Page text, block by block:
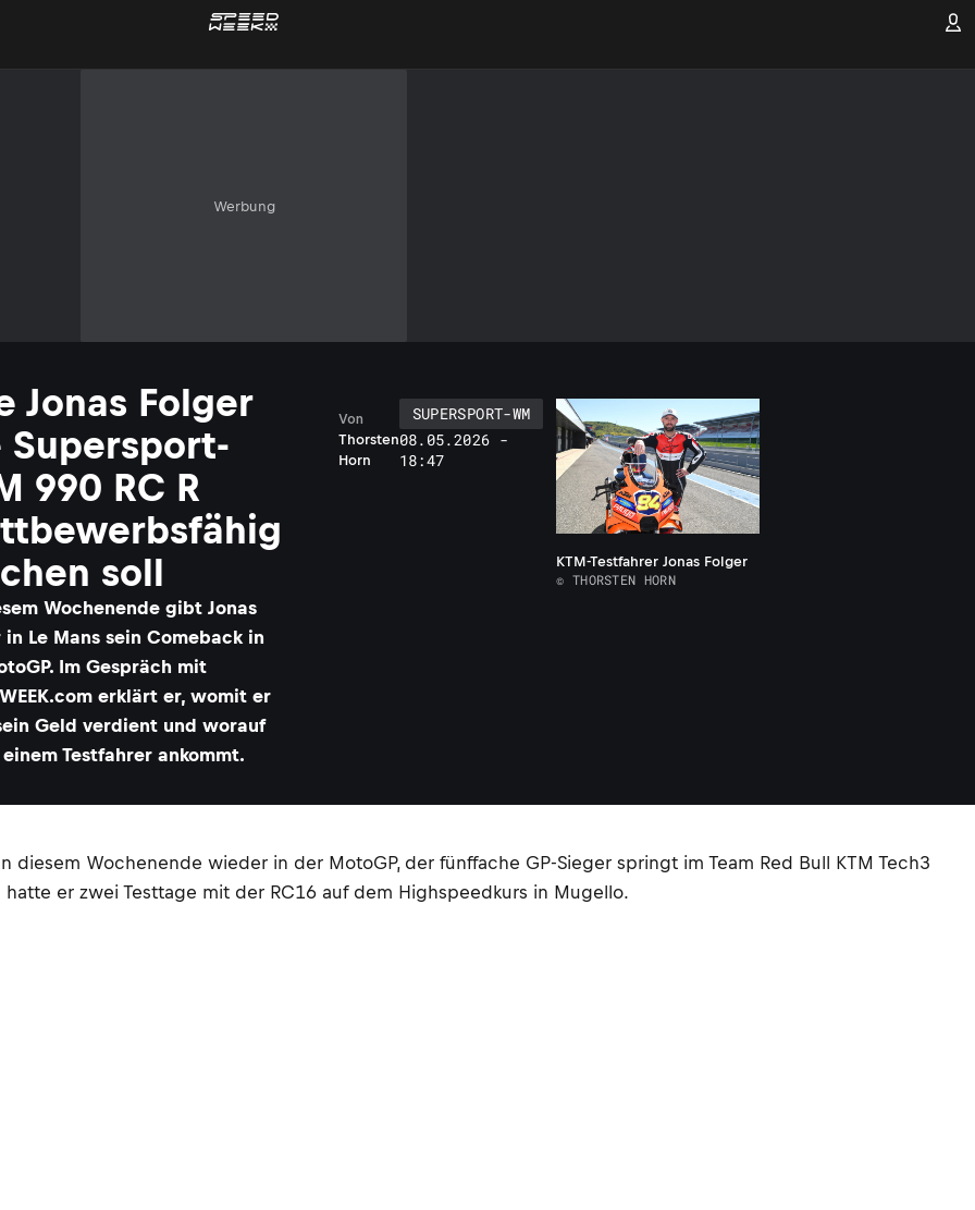
Werbung
Jonas Folger
Supersport-
990 RC R
soll
Wochenende gibt Jonas
in Le Mans sein Comeback in
Im Gespräch mit
erklärt er, womit er
Geld verdient und worauf
Testfahrer ankommt.
TH
Thorsten
Horn
Von
SUPERSPORT-WM
08.05.2026 -
18:47
KTM-Testfahrer Jonas Folger
© THORSTEN HORN
diesem Wochenende wieder in der MotoGP, der fünffache GP-Sieger springt im Team Red Bull KTM Tech3
hatte er zwei Testtage mit der RC16 auf dem Highspeedkurs in Mugello.